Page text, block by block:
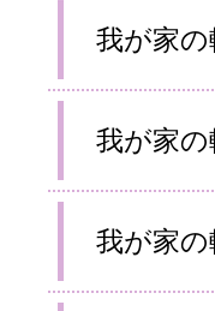
我が家
我が家
我が家